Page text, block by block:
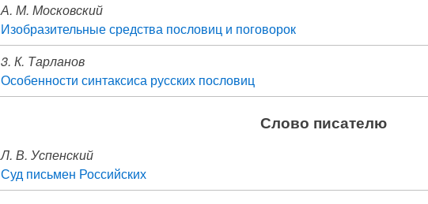
А. М. Московский
Изобразительные средства пословиц и поговорок
3. К. Тарланов
Особенности синтаксиса русских пословиц
Слово писателю
Л. В. Успенский
Суд письмен Российских